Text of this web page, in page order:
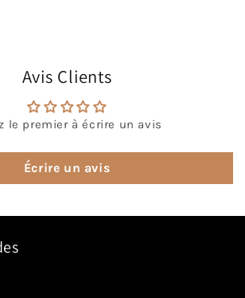
Avis Clients
le premier à écrire un avis
Écrire un avis